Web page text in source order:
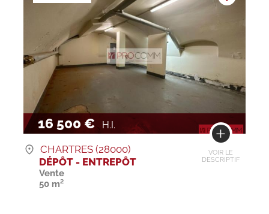
16 500 € H.I.
VOIR LE
DESCRIPTIF
CHARTRES (28000)
DÉPÔT - ENTREPÔT
Vente
50 m²